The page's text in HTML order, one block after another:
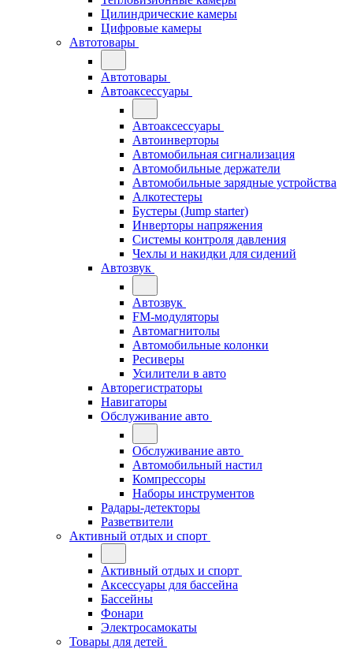
Цилиндрические камеры
Цифровые камеры
Автотовары
Автотовары
Автоаксессуары
Автоаксессуары
Автоинверторы
Автомобильная сигнализация
Автомобильные держатели
Автомобильные зарядные устройства
Алкотестеры
Бустеры (Jump starter)
Инверторы напряжения
Системы контроля давления
Чехлы и накидки для сидений
Автозвук
Автозвук
FM-модуляторы
Автомагнитолы
Автомобильные колонки
Ресиверы
Усилители в авто
Авторегистраторы
Навигаторы
Обслуживание авто
Обслуживание авто
Автомобильный настил
Компрессоры
Наборы инструментов
Радары-детекторы
Разветвители
Активный отдых и спорт
Активный отдых и спорт
Аксессуары для бассейна
Бассейны
Фонари
Электросамокаты
Товары для детей